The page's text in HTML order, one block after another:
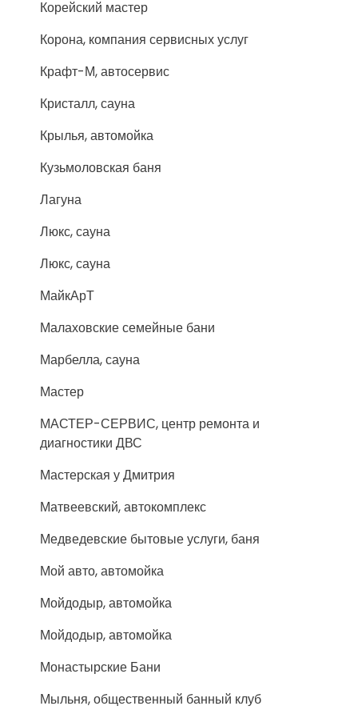
Корейский мастер
Корона, компания сервисных услуг
Крафт-М, автосервис
Кристалл, сауна
Крылья, автомойка
Кузьмоловская баня
Лагуна
Люкс, сауна
Люкс, сауна
МайкАрТ
Малаховские семейные бани
Марбелла, сауна
Мастер
МАСТЕР-СЕРВИС, центр ремонта и
диагностики ДВС
Мастерская у Дмитрия
Матвеевский, автокомплекс
Медведевские бытовые услуги, баня
Мой авто, автомойка
Мойдодыр, автомойка
Мойдодыр, автомойка
Монастырские Бани
Мыльня, общественный банный клуб